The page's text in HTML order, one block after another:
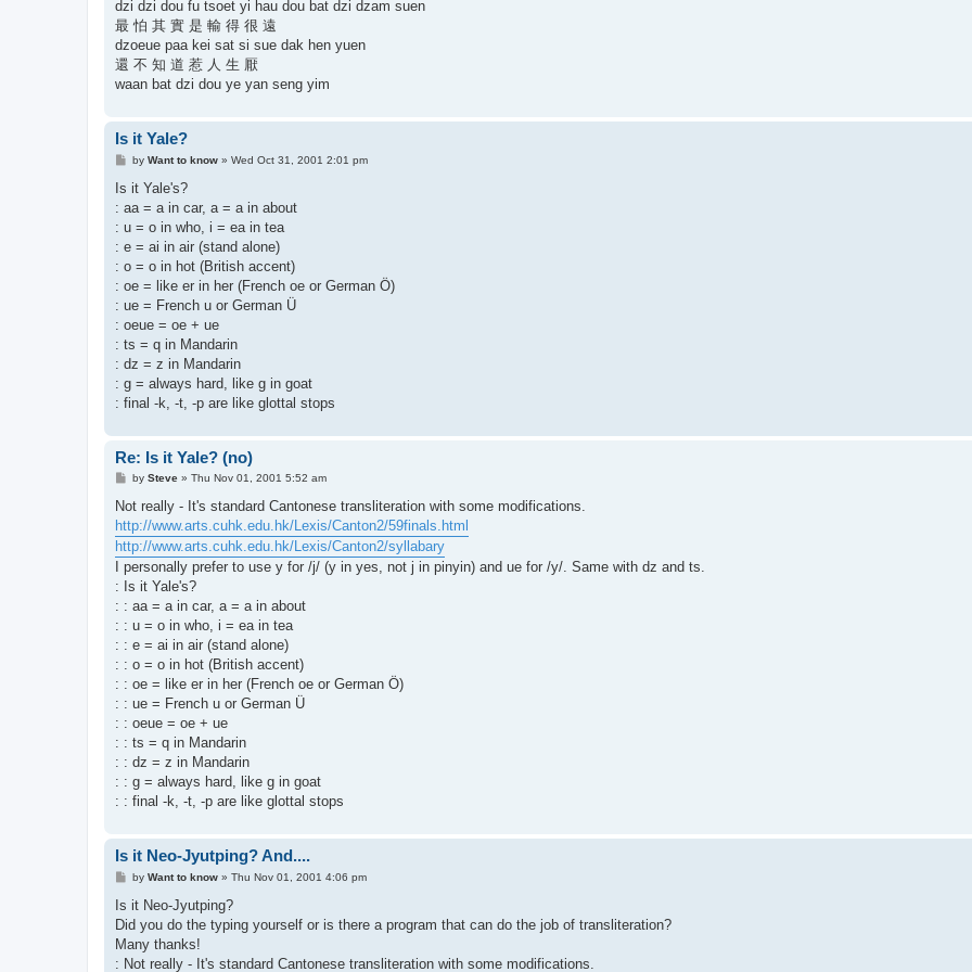
dzi dzi dou fu tsoet yi hau dou bat dzi dzam suen
最 怕 其 實 是 輸 得 很 遠
dzoeue paa kei sat si sue dak hen yuen
還 不 知 道 惹 人 生 厭
waan bat dzi dou ye yan seng yim
Is it Yale?
P
s
by Want to know» Wed Oct 31, 2001 2:01 pm
Is it Yale's?
: aa = a in car, a = a in about
: u = o in who, i = ea in tea
: e = ai in air (stand alone)
: o = o in hot (British accent)
: oe = like er in her (French oe or German Ö)
: ue = French u or German Ü
: oeue = oe + ue
: ts = q in Mandarin
: dz = z in Mandarin
: g = always hard, like g in goat
: final -k, -t, -p are like glottal stops
Re: Is it Yale? (no)
P
s
by Steve» Thu Nov 01, 2001 5:52 am
Not really - It's standard Cantonese transliteration with some modifications.
http://www.arts.cuhk.edu.hk/Lexis/Canton2/59finals.html
http://www.arts.cuhk.edu.hk/Lexis/Canton2/syllabary
I personally prefer to use y for /j/ (y in yes, not j in pinyin) and ue for /y/. Same with dz and ts.
: Is it Yale's?
: : aa = a in car, a = a in about
: : u = o in who, i = ea in tea
: : e = ai in air (stand alone)
: : o = o in hot (British accent)
: : oe = like er in her (French oe or German Ö)
: : ue = French u or German Ü
: : oeue = oe + ue
: : ts = q in Mandarin
: : dz = z in Mandarin
: : g = always hard, like g in goat
: : final -k, -t, -p are like glottal stops
Is it Neo-Jyutping? And....
P
s
by Want to know» Thu Nov 01, 2001 4:06 pm
Is it Neo-Jyutping?
Did you do the typing yourself or is there a program that can do the job of transliteration?
Many thanks!
: Not really - It's standard Cantonese transliteration with some modifications.